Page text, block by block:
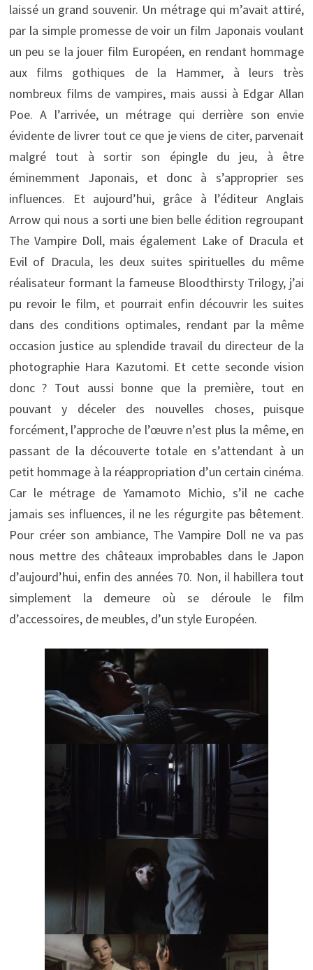
laissé un grand souvenir. Un métrage qui m’avait attiré,
par la simple promesse de voir un film Japonais voulant
un peu se la jouer film Européen, en rendant hommage
aux films gothiques de la Hammer, à leurs très
nombreux films de vampires, mais aussi à Edgar Allan
Poe. A l’arrivée, un métrage qui derrière son envie
évidente de livrer tout ce que je viens de citer, parvenait
malgré tout à sortir son épingle du jeu, à être
éminemment Japonais, et donc à s’approprier ses
influences. Et aujourd’hui, grâce à l’éditeur Anglais
Arrow qui nous a sorti une bien belle édition regroupant
The Vampire Doll, mais également Lake of Dracula et
Evil of Dracula, les deux suites spirituelles du même
réalisateur formant la fameuse Bloodthirsty Trilogy, j’ai
pu revoir le film, et pourrait enfin découvrir les suites
dans des conditions optimales, rendant par la même
occasion justice au splendide travail du directeur de la
photographie Hara Kazutomi. Et cette seconde vision
donc ? Tout aussi bonne que la première, tout en
pouvant y déceler des nouvelles choses, puisque
forcément, l’approche de l’œuvre n’est plus la même, en
passant de la découverte totale en s’attendant à un
petit hommage à la réappropriation d’un certain cinéma.
Car le métrage de Yamamoto Michio, s’il ne cache
jamais ses influences, il ne les régurgite pas bêtement.
Pour créer son ambiance, The Vampire Doll ne va pas
nous mettre des châteaux improbables dans le Japon
d’aujourd’hui, enfin des années 70. Non, il habillera tout
simplement la demeure où se déroule le film
d’accessoires, de meubles, d’un style Européen.